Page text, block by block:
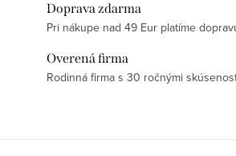
Doprava zdarma
Pri nákupe nad 49 Eur platíme
Overená firma
Rodinná firma s 30 ročnými